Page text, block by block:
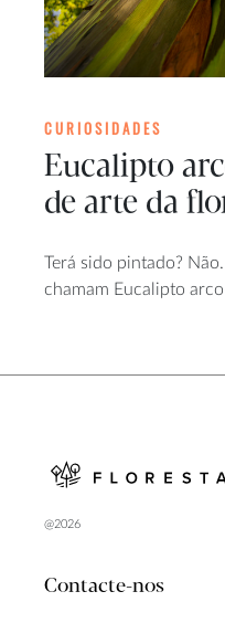
CURIOSIDADES
Eucalipto
de arte da
Terá sido pintado?
chamam Eucalipto
@2026
Contacte-nos